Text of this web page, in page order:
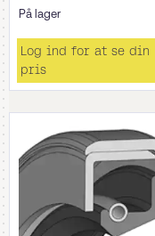
På lager
Log ind for at se din
pris